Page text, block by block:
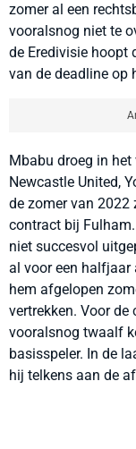
zomer al een
vooralsnog niet te
de Eredivisie hoopt
van de deadline op
Mbabu droeg in het
Newcastle United,
de zomer van 2022
contract bij
niet succesvol
al voor een halfjaar
hem afgelopen
vertrekken. Voor
vooralsnog twaalf
basisspeler. In de
hij telkens aan de